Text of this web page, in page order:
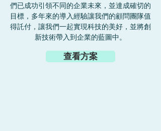
們已成功引領不同的企業未來，並達成確切的
目標，多年來的導入經驗讓我們的顧問團隊值
得託付，讓我們一起實現科技的美好，並將創
新技術帶入到企業的藍圖中。
查看方案